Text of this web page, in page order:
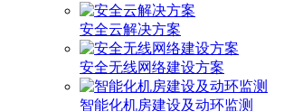
安全云解决方案
安全无线网络建设方案
智能化机房建设及动环监测